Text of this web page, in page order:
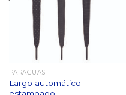
PARAGUAS
Largo automático
estampado.